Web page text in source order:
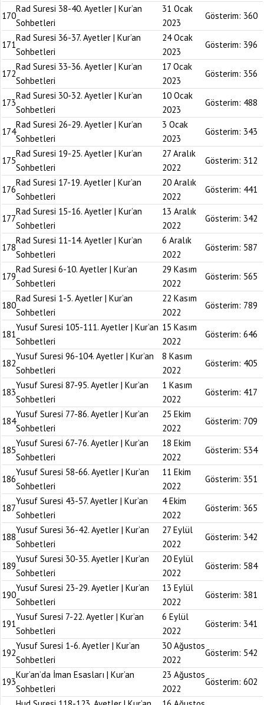
170
Rad Suresi 38-40. Ayetler | Kur’an
Sohbetleri
31 Ocak
2023
Gösterim: 360
171
Rad Suresi 36-37. Ayetler | Kur’an
Sohbetleri
24 Ocak
2023
Gösterim: 396
172
Rad Suresi 33-36. Ayetler | Kur’an
Sohbetleri
17 Ocak
2023
Gösterim: 356
173
Rad Suresi 30-32. Ayetler | Kur’an
Sohbetleri
10 Ocak
2023
Gösterim: 488
174
Rad Suresi 26-29. Ayetler | Kur’an
Sohbetleri
3 Ocak
2023
Gösterim: 343
175
Rad Suresi 19-25. Ayetler | Kur’an
Sohbetleri
27 Aralık
2022
Gösterim: 312
176
Rad Suresi 17-19. Ayetler | Kur’an
Sohbetleri
20 Aralık
2022
Gösterim: 441
177
Rad Suresi 15-16. Ayetler | Kur’an
Sohbetleri
13 Aralık
2022
Gösterim: 342
178
Rad Suresi 11-14. Ayetler | Kur’an
Sohbetleri
6 Aralık
2022
Gösterim: 587
179
Rad Suresi 6-10. Ayetler | Kur’an
Sohbetleri
29 Kasım
2022
Gösterim: 565
180
Rad Suresi 1-5. Ayetler | Kur’an
Sohbetleri
22 Kasım
2022
Gösterim: 789
181
Yusuf Suresi 105-111. Ayetler | Kur’an
Sohbetleri
15 Kasım
2022
Gösterim: 646
182
Yusuf Suresi 96-104. Ayetler | Kur’an
Sohbetleri
8 Kasım
2022
Gösterim: 405
183
Yusuf Suresi 87-95. Ayetler | Kur’an
Sohbetleri
1 Kasım
2022
Gösterim: 417
184
Yusuf Suresi 77-86. Ayetler | Kur’an
Sohbetleri
25 Ekim
2022
Gösterim: 709
185
Yusuf Suresi 67-76. Ayetler | Kur’an
Sohbetleri
18 Ekim
2022
Gösterim: 534
186
Yusuf Suresi 58-66. Ayetler | Kur’an
Sohbetleri
11 Ekim
2022
Gösterim: 351
187
Yusuf Suresi 43-57. Ayetler | Kur’an
Sohbetleri
4 Ekim
2022
Gösterim: 365
188
Yusuf Suresi 36-42. Ayetler | Kur’an
Sohbetleri
27 Eylül
2022
Gösterim: 342
189
Yusuf Suresi 30-35. Ayetler | Kur’an
Sohbetleri
20 Eylül
2022
Gösterim: 584
190
Yusuf Suresi 23-29. Ayetler | Kur’an
Sohbetleri
13 Eylül
2022
Gösterim: 381
191
Yusuf Suresi 7-22. Ayetler | Kur’an
Sohbetleri
6 Eylül
2022
Gösterim: 341
192
Yusuf Suresi 1-6. Ayetler | Kur’an
Sohbetleri
30 Ağustos
2022
Gösterim: 542
193
Kur’an’da İman Esasları | Kur’an
Sohbetleri
23 Ağustos
2022
Gösterim: 602